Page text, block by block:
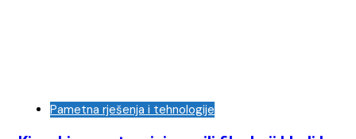
Pametna rješenja i tehnologije